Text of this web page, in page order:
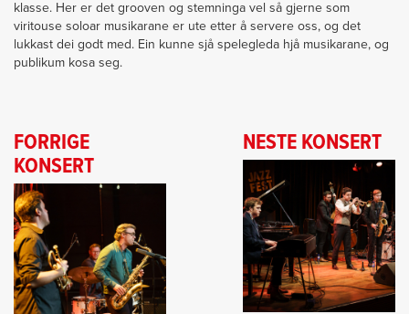
klasse. Her er det grooven og stemninga vel så gjerne som
viritouse soloar musikarane er ute etter å servere oss, og det
lukkast dei godt med. Ein kunne sjå spelegleda hjå musikarane, og
publikum kosa seg.
FORRIGE
KONSERT
NESTE KONSERT